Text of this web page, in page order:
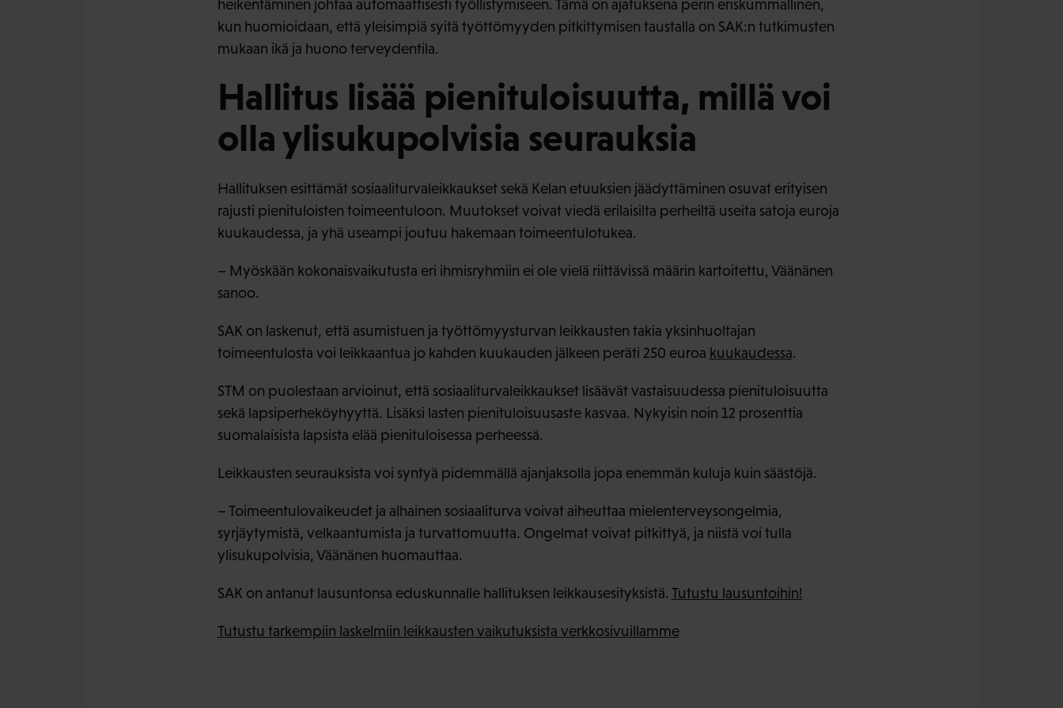
heikentäminen johtaa automaattisesti työllistymiseen. Tämä on ajatuksena perin eriskummallinen,
kun huomioidaan, että yleisimpiä syitä työttömyyden pitkittymisen taustalla on SAK:n tutkimusten
mukaan ikä ja huono terveydentila.
Hallitus lisää pienituloisuutta, millä voi
olla ylisukupolvisia seurauksia
Hallituksen esittämät sosiaaliturvaleikkaukset sekä Kelan etuuksien jäädyttäminen osuvat erityisen
rajusti pienituloisten toimeentuloon. Muutokset voivat viedä erilaisilta perheiltä useita satoja euroja
kuukaudessa, ja yhä useampi joutuu hakemaan toimeentulotukea.
– Myöskään kokonaisvaikutusta eri ihmisryhmiin ei ole vielä riittävissä määrin kartoitettu, Väänänen
sanoo.
SAK on laskenut, että asumistuen ja työttömyysturvan leikkausten takia yksinhuoltajan
toimeentulosta voi leikkaantua jo kahden kuukauden jälkeen peräti 250 euroa kuukaudessa.
STM on puolestaan arvioinut, että sosiaaliturvaleikkaukset lisäävät vastaisuudessa pienituloisuutta
sekä lapsiperheköyhyyttä. Lisäksi lasten pienituloisuusaste kasvaa. Nykyisin noin 12 prosenttia
suomalaisista lapsista elää pienituloisessa perheessä.
Leikkausten seurauksista voi syntyä pidemmällä ajanjaksolla jopa enemmän kuluja kuin säästöjä.
– Toimeentulovaikeudet ja alhainen sosiaaliturva voivat aiheuttaa mielenterveysongelmia,
syrjäytymistä, velkaantumista ja turvattomuutta. Ongelmat voivat pitkittyä, ja niistä voi tulla
ylisukupolvisia, Väänänen huomauttaa.
SAK on antanut lausuntonsa eduskunnalle hallituksen leikkausesityksistä. Tutustu lausuntoihin!
Tutustu tarkempiin laskelmiin leikkausten vaikutuksista verkkosivuillamme